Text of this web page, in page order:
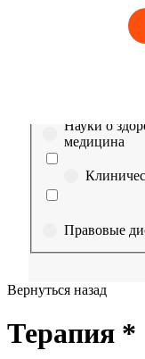
Сестринское дело
Выберите
Науки о
медицина
Правовые
медицине
Вернуться назад
Терапия *